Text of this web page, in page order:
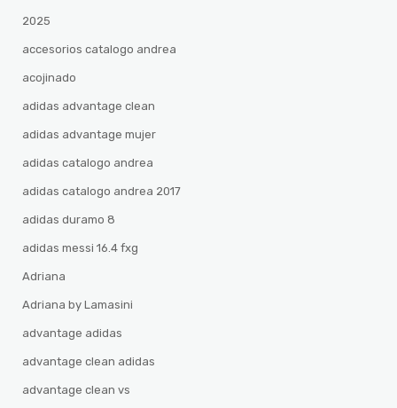
2025
accesorios catalogo andrea
acojinado
adidas advantage clean
adidas advantage mujer
adidas catalogo andrea
adidas catalogo andrea 2017
adidas duramo 8
adidas messi 16.4 fxg
Adriana
Adriana by Lamasini
advantage adidas
advantage clean adidas
advantage clean vs